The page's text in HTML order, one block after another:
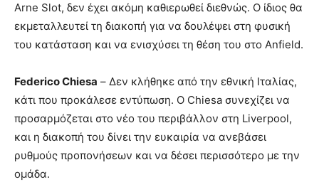
Arne Slot, δεν έχει ακόμη καθιερωθεί διεθνώς. Ο ίδιος θα
εκμεταλλευτεί τη διακοπή για να δουλέψει στη φυσική
του κατάσταση και να ενισχύσει τη θέση του στο Anfield.
Federico Chiesa – Δεν κλήθηκε από την εθνική Ιταλίας,
κάτι που προκάλεσε εντύπωση. Ο Chiesa συνεχίζει να
προσαρμόζεται στο νέο του περιβάλλον στη Liverpool,
και η διακοπή του δίνει την ευκαιρία να ανεβάσει
ρυθμούς προπονήσεων και να δέσει περισσότερο με την
ομάδα.